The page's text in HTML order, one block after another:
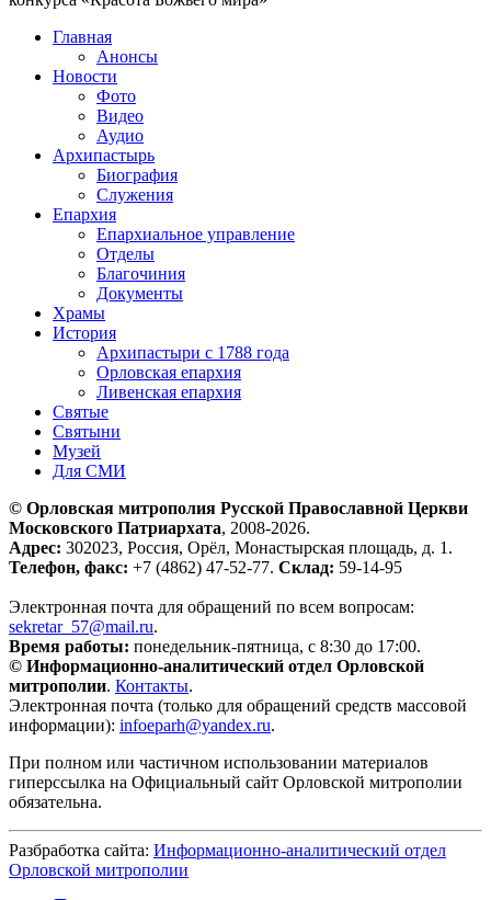
Главная
Анонсы
Новости
Фото
Видео
Аудио
Архипастырь
Биография
Служения
Епархия
Епархиальное управление
Отделы
Благочиния
Документы
Храмы
История
Архипастыри с 1788 года
Орловская епархия
Ливенская епархия
Святые
Святыни
Музей
Для СМИ
© Орловская митрополия Русской Православной Церкви
Московского Патриархата, 2008-2026.
Адрес: 302023, Россия, Орёл, Монастырская площадь, д. 1.
Телефон, факс: +7 (4862) 47-52-77. Склад: 59-14-95
Электронная почта для обращений по всем вопросам:
sekretar_57@mail.ru.
Время работы: понедельник-пятница, с 8:30 до 17:00.
© Информационно-аналитический отдел Орловской
митрополии. Контакты.
Электронная почта (только для обращений средств массовой
информации): infoeparh@yandex.ru.
При полном или частичном использовании материалов
гиперссылка на Официальный сайт Орловской митрополии
обязательна.
Разбработка сайта: Информационно-аналитический отдел
Орловской митрополии